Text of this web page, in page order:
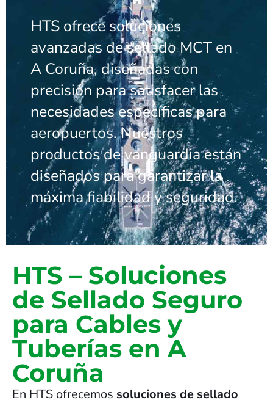
HTS ofrece soluciones
avanzadas de sellado MCT en
A Coruña, diseñadas con
precisión para satisfacer las
necesidades específicas para
aeropuertos. Nuestros
productos de vanguardia están
diseñados para garantizar la
máxima fiabilidad y seguridad.
HTS – Soluciones
de Sellado Seguro
para Cables y
Tuberías en A
Coruña
En HTS ofrecemos soluciones de sellado